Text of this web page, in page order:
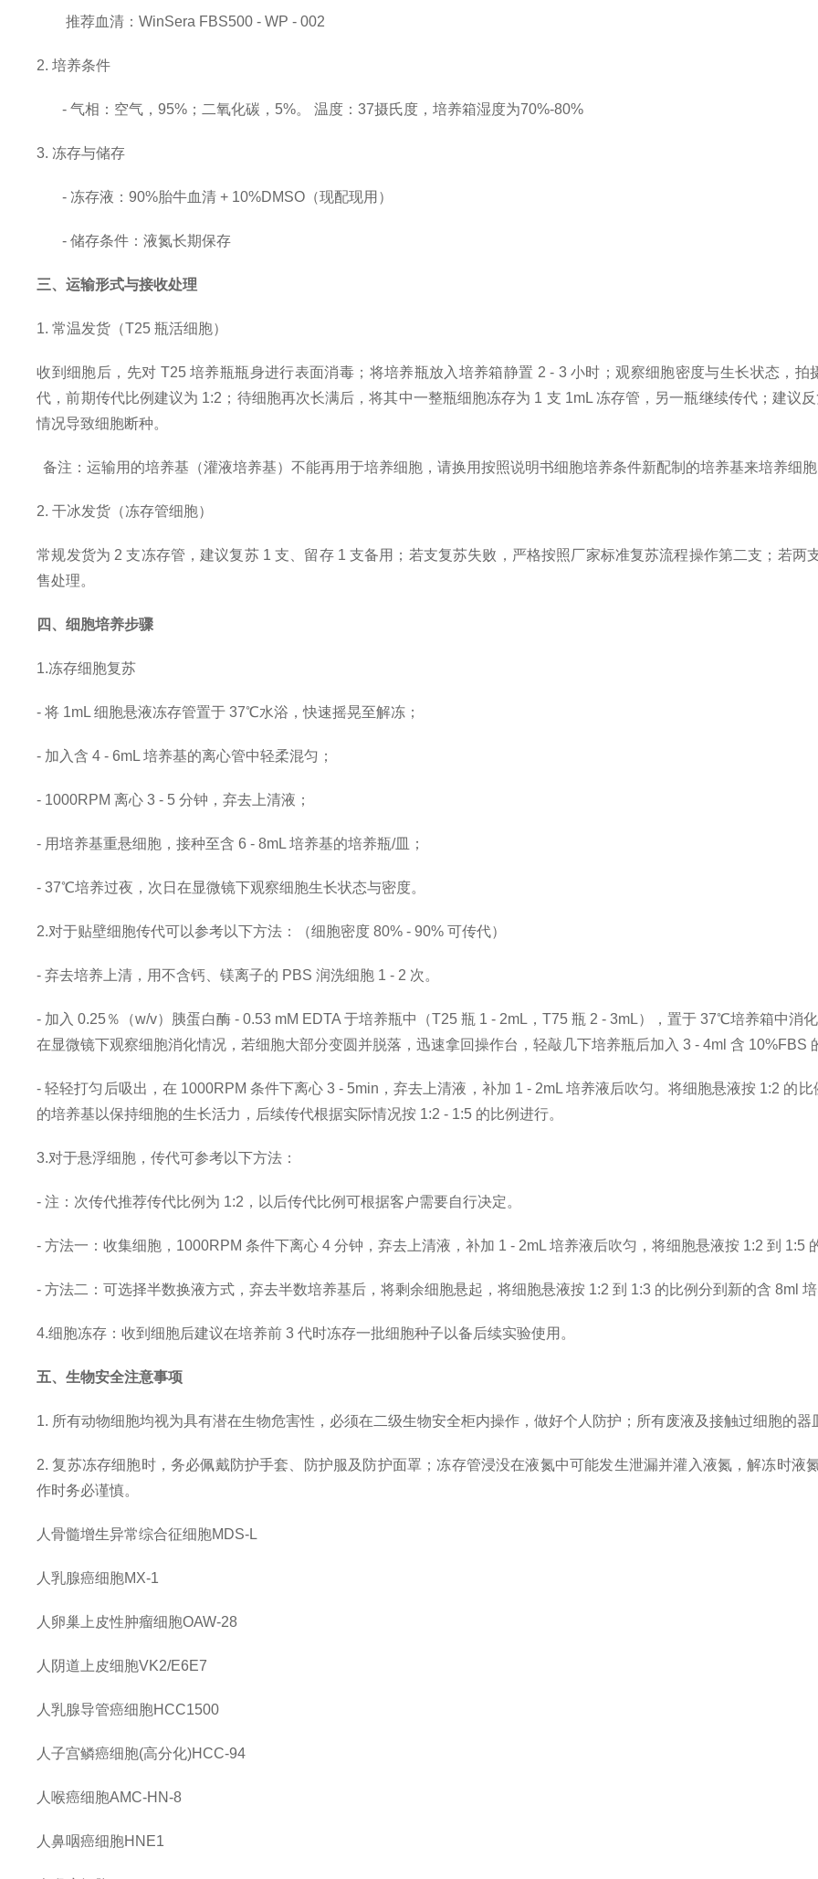
推荐血清：WinSera FBS500 - WP - 002
2. 培养条件
- 气相：空气，95%；二氧化碳，5%。 温度：37摄氏度，培养箱湿度为70%-80%
3. 冻存与储存
- 冻存液：90%胎牛血清 + 10%DMSO（现配现用）
- 储存条件：液氮长期保存
三、运输形式与接收处理
1. 常温发货（T25 瓶活细胞）
收到细胞后，先对 T25 培养瓶瓶身进行表面消毒；将培养瓶放入培养箱静置 2 - 3 小时；观察细胞密度与生长状态，
代，前期传代比例建议为 1:2；待细胞再次长满后，将其中一整瓶细胞冻存为 1 支 1mL 冻存管，另一瓶继续传代；建议
情况导致细胞断种。
备注：运输用的培养基（灌液培养基）不能再用于培养细胞，请换用按照说明书细胞培养条件新配制的培养基来培养细
2. 干冰发货（冻存管细胞）
常规发货为 2 支冻存管，建议复苏 1 支、留存 1 支备用；若支复苏失败，严格按照厂家标准复苏流程操作第二支；若
售处理。
四、细胞培养步骤
1.冻存细胞复苏
- 将 1mL 细胞悬液冻存管置于 37℃水浴，快速摇晃至解冻；
- 加入含 4 - 6mL 培养基的离心管中轻柔混匀；
- 1000RPM 离心 3 - 5 分钟，弃去上清液；
- 用培养基重悬细胞，接种至含 6 - 8mL 培养基的培养瓶/皿；
- 37℃培养过夜，次日在显微镜下观察细胞生长状态与密度。
2.对于贴壁细胞传代可以参考以下方法：（细胞密度 80% - 90% 可传代）
- 弃去培养上清，用不含钙、镁离子的 PBS 润洗细胞 1 - 2 次。
- 加入 0.25％（w/v）胰蛋白酶 - 0.53 mM EDTA 于培养瓶中（T25 瓶 1 - 2mL，T75 瓶 2 - 3mL），置于 37℃培养箱中消
在显微镜下观察细胞消化情况，若细胞大部分变圆并脱落，迅速拿回操作台，轻敲几下培养瓶后加入 3 - 4ml 含 10%FBS
- 轻轻打匀后吸出，在 1000RPM 条件下离心 3 - 5min，弃去上清液，补加 1 - 2mL 培养液后吹匀。将细胞悬液按 1:2 的
的培养基以保持细胞的生长活力，后续传代根据实际情况按 1:2 - 1:5 的比例进行。
3.对于悬浮细胞，传代可参考以下方法：
- 注：次传代推荐传代比例为 1:2，以后传代比例可根据客户需要自行决定。
- 方法一：收集细胞，1000RPM 条件下离心 4 分钟，弃去上清液，补加 1 - 2mL 培养液后吹匀，将细胞悬液按 1:2 到 1:5
- 方法二：可选择半数换液方式，弃去半数培养基后，将剩余细胞悬起，将细胞悬液按 1:2 到 1:3 的比例分到新的含 8ml
4.细胞冻存：收到细胞后建议在培养前 3 代时冻存一批细胞种子以备后续实验使用。
五、生物安全注意事项
1. 所有动物细胞均视为具有潜在生物危害性，必须在二级生物安全柜内操作，做好个人防护；所有废液及接触过细胞的
2. 复苏冻存细胞时，务必佩戴防护手套、防护服及防护面罩；冻存管浸没在液氮中可能发生泄漏并灌入液氮，解冻时
作时务必谨慎。
人骨髓增生异常综合征细胞MDS-L
人乳腺癌细胞MX-1
人卵巢上皮性肿瘤细胞OAW-28
人阴道上皮细胞VK2/E6E7
人乳腺导管癌细胞HCC1500
人子宫鳞癌细胞(高分化)HCC-94
人喉癌细胞AMC-HN-8
人鼻咽癌细胞HNE1